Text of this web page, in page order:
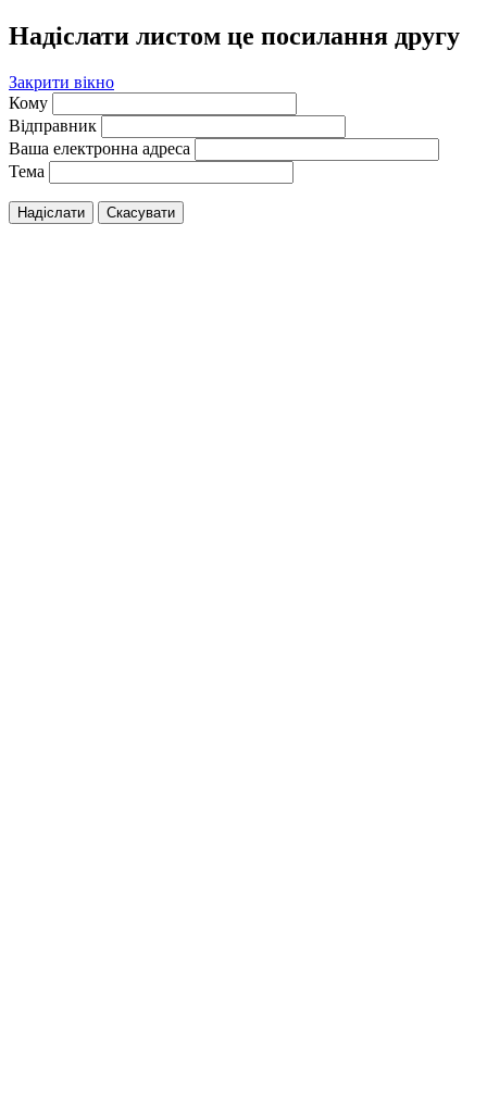
Надіслати листом це посилання другу
Закрити вікно
Кому
Відправник
Ваша електронна адреса
Тема
Надіслати Скасувати